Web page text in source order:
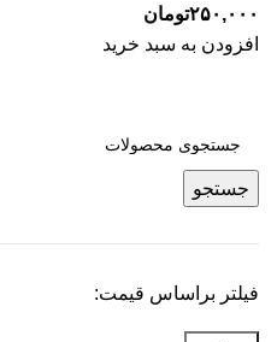
جستجو
فیلتر براساس قیمت:
۲۵۰,۰۰۰تومان
افزودن به سبد خرید